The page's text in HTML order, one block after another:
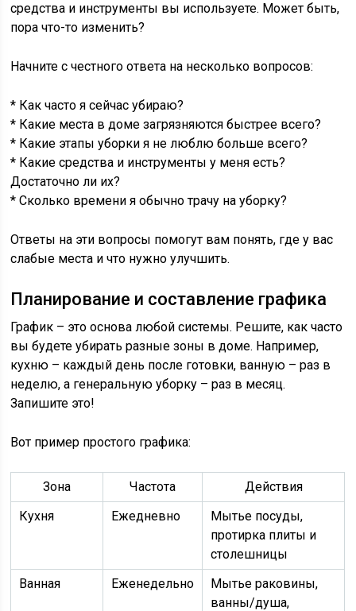
средства и инструменты вы используете. Может быть,
пора что-то изменить?
Начните с честного ответа на несколько вопросов:
* Как часто я сейчас убираю?
* Какие места в доме загрязняются быстрее всего?
* Какие этапы уборки я не люблю больше всего?
* Какие средства и инструменты у меня есть?
Достаточно ли их?
* Сколько времени я обычно трачу на уборку?
Ответы на эти вопросы помогут вам понять, где у вас
слабые места и что нужно улучшить.
Планирование и составление графика
График – это основа любой системы. Решите, как часто
вы будете убирать разные зоны в доме. Например,
кухню – каждый день после готовки, ванную – раз в
неделю, а генеральную уборку – раз в месяц.
Запишите это!
Вот пример простого графика:
Зона Частота
Действия
Кухня
Ежедневно
Мытье посуды,
протирка плиты и
столешницы
Ванная
Еженедельно
Мытье раковины,
ванны/душа,